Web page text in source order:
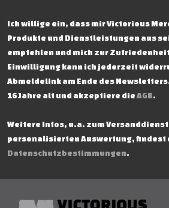
Ich willige ein, dass mir Victorious
Produkte und Dienstleistungen aus
empfehlen und mich zur
Einwilligung kann ich jederzeit
Abmeldelink am Ende des
16 Jahre alt und akzeptiere die AGB.
Weitere Infos, u.a. zum
personalisierten Auswertung, findest
Datenschutzbestimmungen.